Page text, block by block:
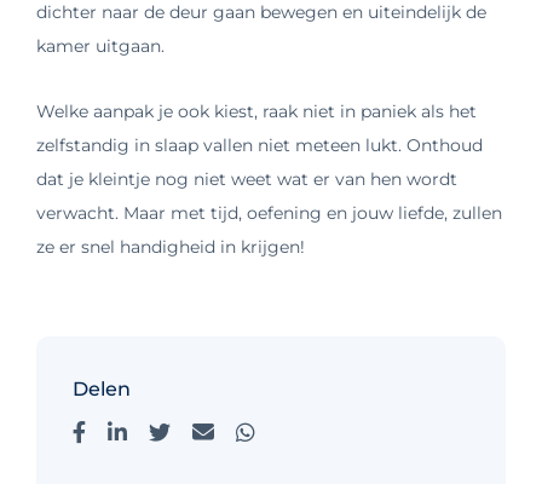
dichter naar de deur gaan bewegen en uiteindelijk de
kamer uitgaan.
Welke aanpak je ook kiest, raak niet in paniek als het
zelfstandig in slaap vallen niet meteen lukt. Onthoud
dat je kleintje nog niet weet wat er van hen wordt
verwacht. Maar met tijd, oefening en jouw liefde, zullen
ze er snel handigheid in krijgen!
Delen